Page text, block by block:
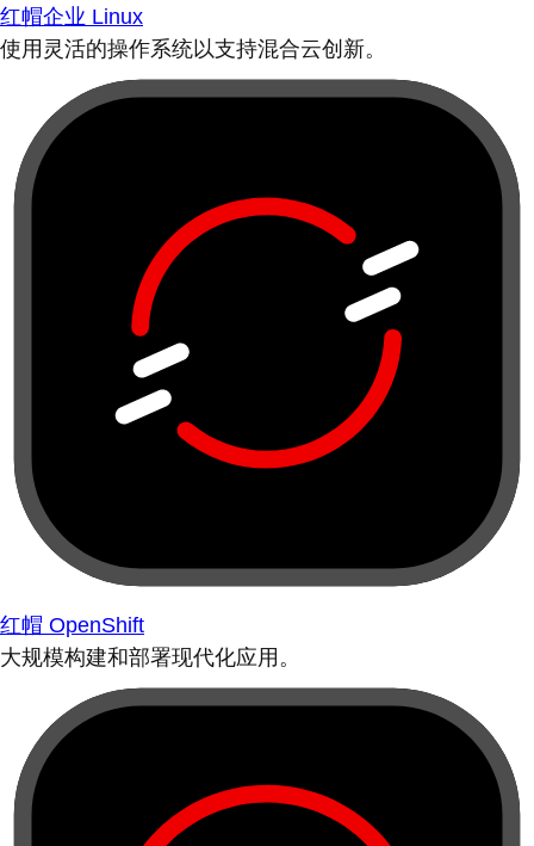
红帽企业 Linux
使用灵活的操作系统以支持混合云创新。
红帽 OpenShift
大规模构建和部署现代化应用。